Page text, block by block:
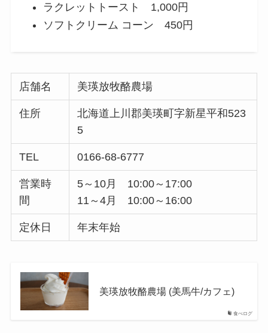
ラクレットトースト 1,000円
ソフトクリーム コーン 450円
店舗名 美瑛放牧酪農場
住所
北海道上川郡美瑛町字新星平和523
5
TEL 0166-68-6777
営業時
間
5～10月 10:00～17:00
11～4月 10:00～16:00
定休日 年末年始
食べログ
美瑛放牧酪農場 (美馬牛/カフェ)